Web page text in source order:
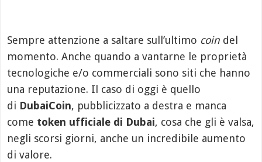
Sempre attenzione a saltare sull’ultimo coin del
momento. Anche quando a vantarne le proprietà
tecnologiche e/o commerciali sono siti che hanno
una reputazione. Il caso di oggi è quello
di DubaiCoin, pubblicizzato a destra e manca
come token ufficiale di Dubai, cosa che gli è valsa,
negli scorsi giorni, anche un incredibile aumento
di valore.